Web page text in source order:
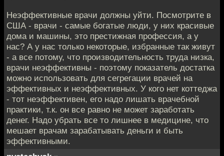
Неэффективные врачи должны уйти. Посмотрите в
США - врачи - самые богатые люди, у них красивые
дома и машины, это престижная профессия, а у
нас? А у нас только некоторые, избранные так живут
- а все потому, что производительность труда низка,
врачи неэффективны - поэтому показатель достатка
можно использовать для сегрегации врачей на
эффективных и неэффективных. У кого нет коттеджа
- тот неэффективен, его надо лишать врачебной
практики, т.к. он все равно не может заработать
денег. Надо убрать все то лишнее в медицине, что
мешает врачам зарабатывать деньги и быть
эффективными.